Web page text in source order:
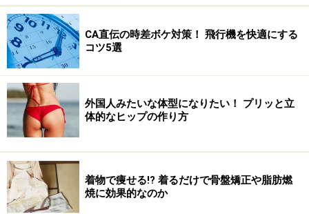
はじまり、個人差はありますが、通常5日前後持続しま
す。
CA直伝の時差ボケ対策！ 飛行機を快適にする
コツ5選
外国人みたいな体型になりたい！ プリッと立
体的なヒップの作り方
着物で痩せる!? 着るだけで骨盤矯正や脂肪燃
焼に効果的なのか